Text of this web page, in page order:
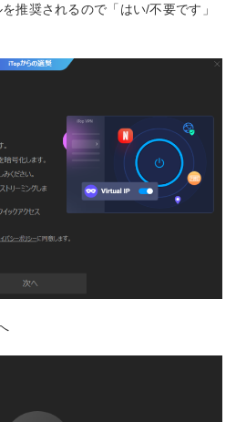
推奨されるので「はい/不要です」